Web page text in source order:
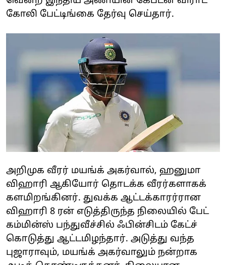
கோலி‌ பேட்டிங்கை தேர்வு செய்‌‌தார்.
அறிமுக‌ வீரர் மயங்க்‌ அகர்வால்,‌ ஹனுமா
விஹாரி ஆகியோர் தொடக்க வீரர்‌க‌ளாகக்‌
களமிறங்கி‌னர். துவக்க ஆட்டக்காரர்ரான
விஹாரி 8 ரன் எடுத்திருந்த நிலையில் பேட்
கம்மின்ஸ் பந்துவீச்சில் ஃபின்சிடம் கேட்ச்
கொடுத்து ஆட்டமிழந்தார். அடுத்து வந்த
புஜாராவும், மயங்க் அகர்வாலும் நன்றாக